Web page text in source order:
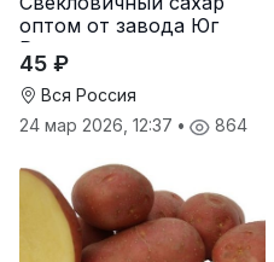
оптом от завода Юг
Руси
45 ₽
Вся Россия
24 мар 2026, 12:37 • 864